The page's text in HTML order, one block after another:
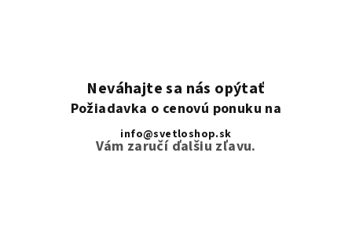
Neváhajte sa nás opýtať
Požiadavka o cenovú ponuku na
info@svetloshop.sk
Vám zaručí ďalšiu zľavu.